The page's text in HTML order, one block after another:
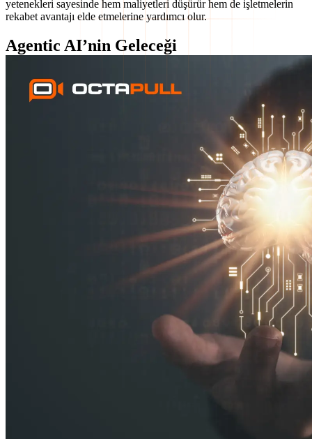
yetenekleri sayesinde hem maliyetleri düşürür hem de işletmelerin
rekabet avantajı elde etmelerine yardımcı olur.
Agentic AI’nin Geleceği